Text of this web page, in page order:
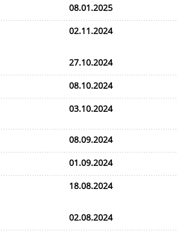
08.01.2025
02.11.2024
27.10.2024
08.10.2024
03.10.2024
08.09.2024
01.09.2024
18.08.2024
02.08.2024